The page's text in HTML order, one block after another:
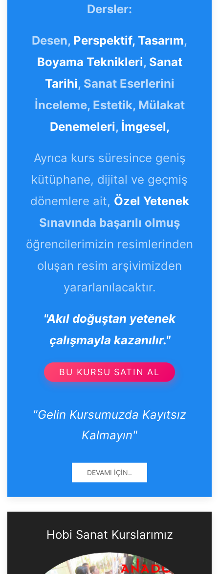
Dersler:
Desen, Perspektif, Tasarım,
Boyama Teknikleri, Sanat
Tarihi, Sanat Eserlerini
İnceleme, Estetik, Mülakat
Denemeleri, İmgesel,
Ayrıca kurs süresince geniş
kütüphane, dijital ve geçmiş
dönemlere ait, Özel Yetenek
Sınavında başarılı olmuş
öğrencilerimizin resimlerinden
oluşan resim arşivimizden
yararlanılacaktır.
"Akıl doğuştan yetenek
çalışmayla kazanılır."
BU KURSU SATIN AL
"Gelin Kursumuzda Kayıtsız
Kalmayın"
DEVAMI İÇIN..
Hobi Sanat Kurslarımız